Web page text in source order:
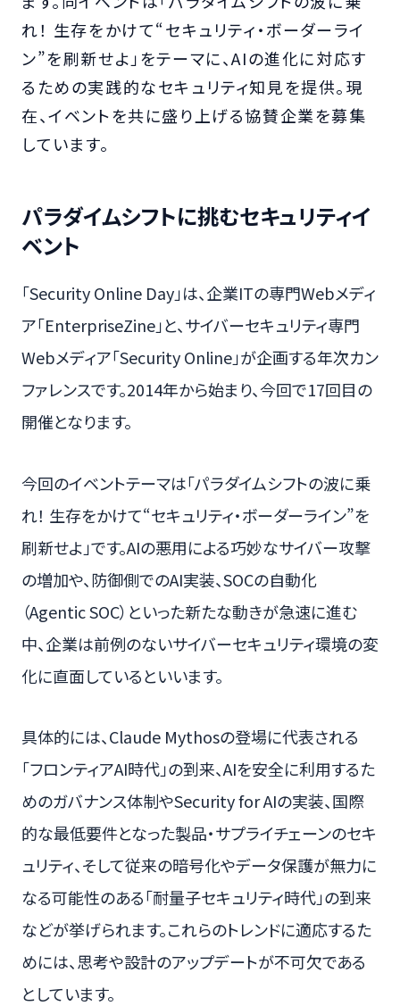
れ！ 生存をかけて“セキュリティ・ボーダーライ
ン”を刷新せよ」をテーマに、AIの進化に対応す
るための実践的なセキュリティ知見を提供。現
在、イベントを共に盛り上げる協賛企業を募集
しています。
パラダイムシフトに挑むセキュリティイ
ベント
「Security Online Day」は、企業ITの専門Webメディ
ア「EnterpriseZine」と、サイバーセキュリティ専門
Webメディア「Security Online」が企画する年次カン
ファレンスです。2014年から始まり、今回で17回目の
開催となります。
今回のイベントテーマは「パラダイムシフトの波に乗
れ！ 生存をかけて“セキュリティ・ボーダーライン”を
刷新せよ」です。AIの悪用による巧妙なサイバー攻撃
の増加や、防御側でのAI実装、SOCの自動化
（Agentic SOC）といった新たな動きが急速に進む
中、企業は前例のないサイバーセキュリティ環境の変
化に直面しているといいます。
具体的には、Claude Mythosの登場に代表される
「フロンティアAI時代」の到来、AIを安全に利用するた
めのガバナンス体制やSecurity for AIの実装、国際
的な最低要件となった製品・サプライチェーンのセキ
ュリティ、そして従来の暗号化やデータ保護が無力に
なる可能性のある「耐量子セキュリティ時代」の到来
などが挙げられます。これらのトレンドに適応するた
めには、思考や設計のアップデートが不可欠である
としています。